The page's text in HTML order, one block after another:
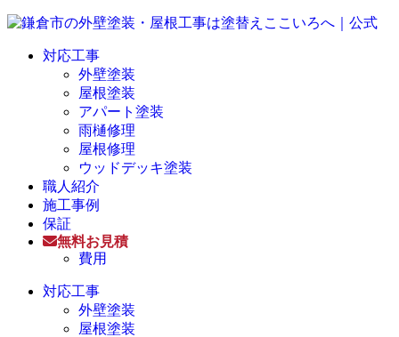
対応工事
外壁塗装
屋根塗装
アパート塗装
雨樋修理
屋根修理
ウッドデッキ塗装
職人紹介
施工事例
保証
無料お見積
費用
対応工事
外壁塗装
屋根塗装